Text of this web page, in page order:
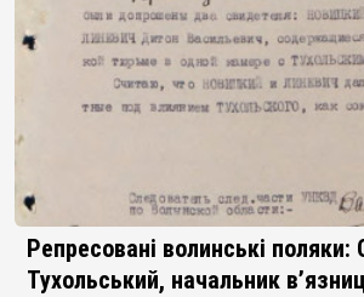
Репресовані волинські поляки:
Тухольський, начальник